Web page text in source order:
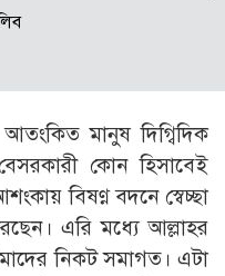
মানুষ দিগ্বিদিক
কোন হিসাবেই
বিষণ্ণ বদনে স্বেচ্ছা
এরি মধ্যে আল্লাহর
নিকট সমাগত। এটা